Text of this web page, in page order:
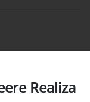
Realiza